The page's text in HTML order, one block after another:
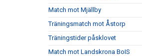
Match mot Mjällby
Träningsmatch mot Åstorp
Träningstider påsklovet
Match mot Landskrona BoIS